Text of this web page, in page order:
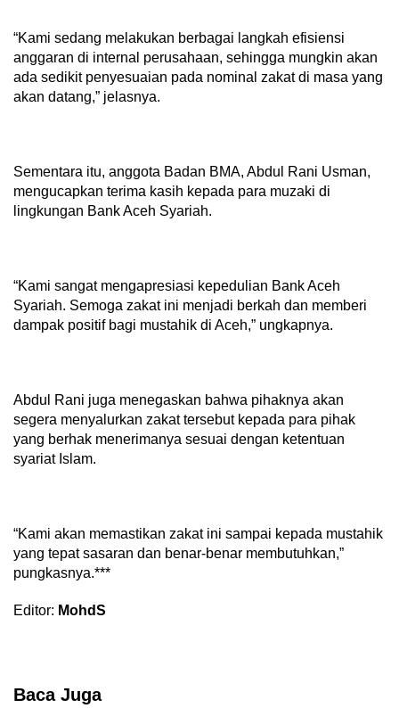
“Kami sedang melakukan berbagai langkah efisiensi
anggaran di internal perusahaan, sehingga mungkin akan
ada sedikit penyesuaian pada nominal zakat di masa yang
akan datang,” jelasnya.
Sementara itu, anggota Badan BMA, Abdul Rani Usman,
mengucapkan terima kasih kepada para muzaki di
lingkungan Bank Aceh Syariah.
“Kami sangat mengapresiasi kepedulian Bank Aceh
Syariah. Semoga zakat ini menjadi berkah dan memberi
dampak positif bagi mustahik di Aceh,” ungkapnya.
Abdul Rani juga menegaskan bahwa pihaknya akan
segera menyalurkan zakat tersebut kepada para pihak
yang berhak menerimanya sesuai dengan ketentuan
syariat Islam.
“Kami akan memastikan zakat ini sampai kepada mustahik
yang tepat sasaran dan benar-benar membutuhkan,”
pungkasnya.***
Editor: MohdS
Baca Juga